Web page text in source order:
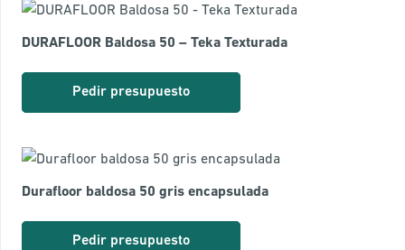
DURAFLOOR Baldosa 50 – Teka Texturada
Pedir presupuesto
Durafloor baldosa 50 gris encapsulada
Pedir presupuesto